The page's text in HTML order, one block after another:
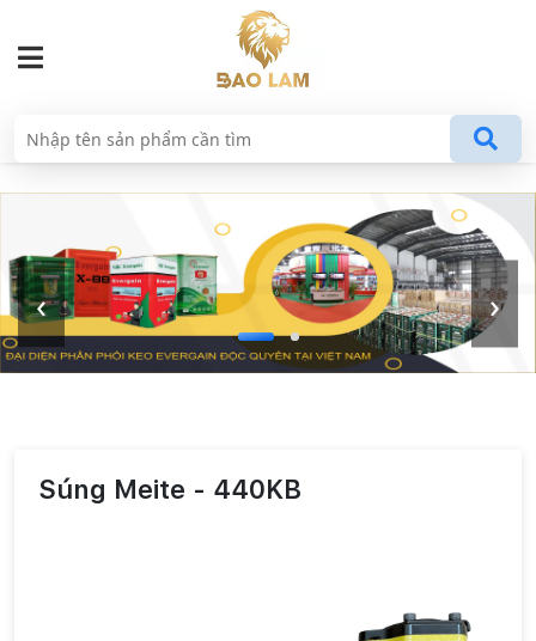
‹ ›
Súng Meite - 440KB